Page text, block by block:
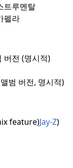
트루멘탈
펠라
버전 (명시적)
범 버전, 명시적)
feature)Jay-Z)